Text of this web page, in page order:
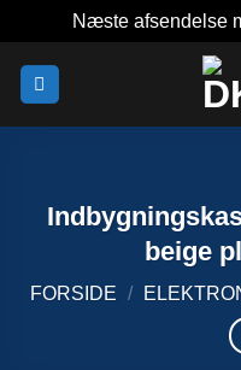
Næste afsendelse
beige
FORSIDE /